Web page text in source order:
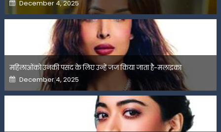
on
December 4, 2025
महिलाओंको उनकी पसंद के लिए उन्हें जज किया जाता है-मलाइका
Posted
on
December 4, 2025